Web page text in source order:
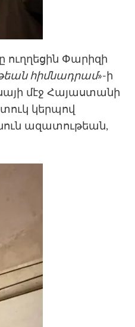
ուղղեցին Փարիզի
հիմնադրամ»-ի
մէջ Հայաստանի
կերպով
ազատութեան,